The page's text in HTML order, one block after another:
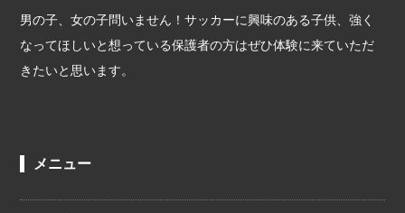
男の子、女の子問いません！サッカーに興味のある子供、強く
なってほしいと想っている保護者の方はぜひ体験に来ていただ
きたいと思います。
メニュー